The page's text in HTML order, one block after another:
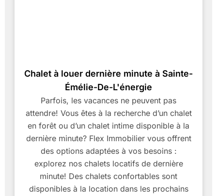
Chalet à louer dernière minute à Sainte-
Émélie-De-L'énergie
Parfois, les vacances ne peuvent pas
attendre! Vous êtes à la recherche d’un chalet
en forêt ou d’un chalet intime disponible à la
dernière minute? Flex Immobilier vous offrent
des options adaptées à vos besoins :
explorez nos chalets locatifs de dernière
minute! Des chalets confortables sont
disponibles à la location dans les prochains